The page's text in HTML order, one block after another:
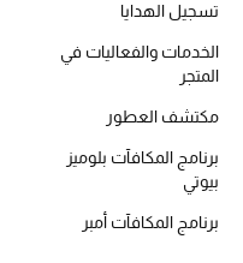
أبرز الحقائب
تسوقوا الحقائب
الموسم الجديد
تسجيل الهدايا
الخدمات والفعاليات في
المتجر
مكتشف العطور
برنامج المكافآت بلوميز
بيوتي
برنامج المكافآت أمبر